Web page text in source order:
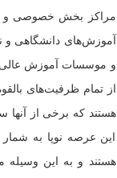
مراکز بخش خصوصی و
آموزش‌های دانشگاهی و
و موسسات آموزش عالی
از تمام ظرفیت‌های
هستند که برخی از آنها
این عرصه نوپا به شمار
هستند و به این وسیله